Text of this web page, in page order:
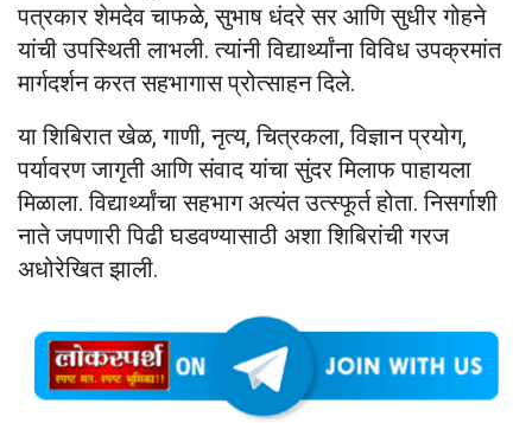
पत्रकार शेमदेव चाफळे, सुभाष धंदरे सर आणि सुधीर गोहने
यांची उपस्थिती लाभली. त्यांनी विद्यार्थ्यांना विविध उपक्रमांत
मार्गदर्शन करत सहभागास प्रोत्साहन दिले.
या शिबिरात खेळ, गाणी, नृत्य, चित्रकला, विज्ञान प्रयोग,
पर्यावरण जागृती आणि संवाद यांचा सुंदर मिलाफ पाहायला
मिळाला. विद्यार्थ्यांचा सहभाग अत्यंत उत्स्फूर्त होता. निसर्गाशी
नाते जपणारी पिढी घडवण्यासाठी अशा शिबिरांची गरज
अधोरेखित झाली.